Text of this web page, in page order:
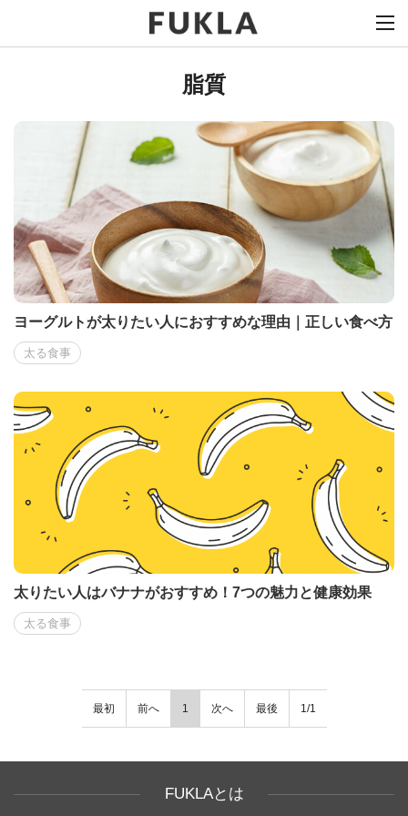
脂質
ヨーグルトが太りたい人におすすめな理由｜正しい食べ方
太る食事
太りたい人はバナナがおすすめ！7つの魅力と健康効果
太る食事
最初 前へ 1 次へ 最後 1/1
FUKLAとは